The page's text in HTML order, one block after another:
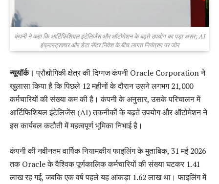
कंपनी ने कहा कि आर्टिफिशियल इंटेलिजेंस और ऑटोमेशन के बढ़ते उपयोग का पड़ा असर; AI
इंफ्रास्ट्रक्चर और डेटा सेंटर निवेश के बीच लागत नियंत्रण पर जोर
न्यूयॉर्क। प्रौद्योगिकी क्षेत्र की दिग्गज कंपनी Oracle Corporation ने
खुलासा किया है कि पिछले 12 महीनों के दौरान उसने लगभग 21,000
कर्मचारियों की संख्या कम की है। कंपनी के अनुसार, उसके परिचालन में
आर्टिफिशियल इंटेलिजेंस (AI) तकनीकों के बढ़ते उपयोग और ऑटोमेशन ने
इस कार्यबल कटौती में महत्वपूर्ण भूमिका निभाई है।
कंपनी की नवीनतम वार्षिक नियामकीय फाइलिंग के मुताबिक, 31 मई 2026
तक Oracle के वैश्विक पूर्णकालिक कर्मचारियों की संख्या घटकर 1.41
लाख रह गई, जबकि एक वर्ष पहले यह आंकड़ा 1.62 लाख था। फाइलिंग में